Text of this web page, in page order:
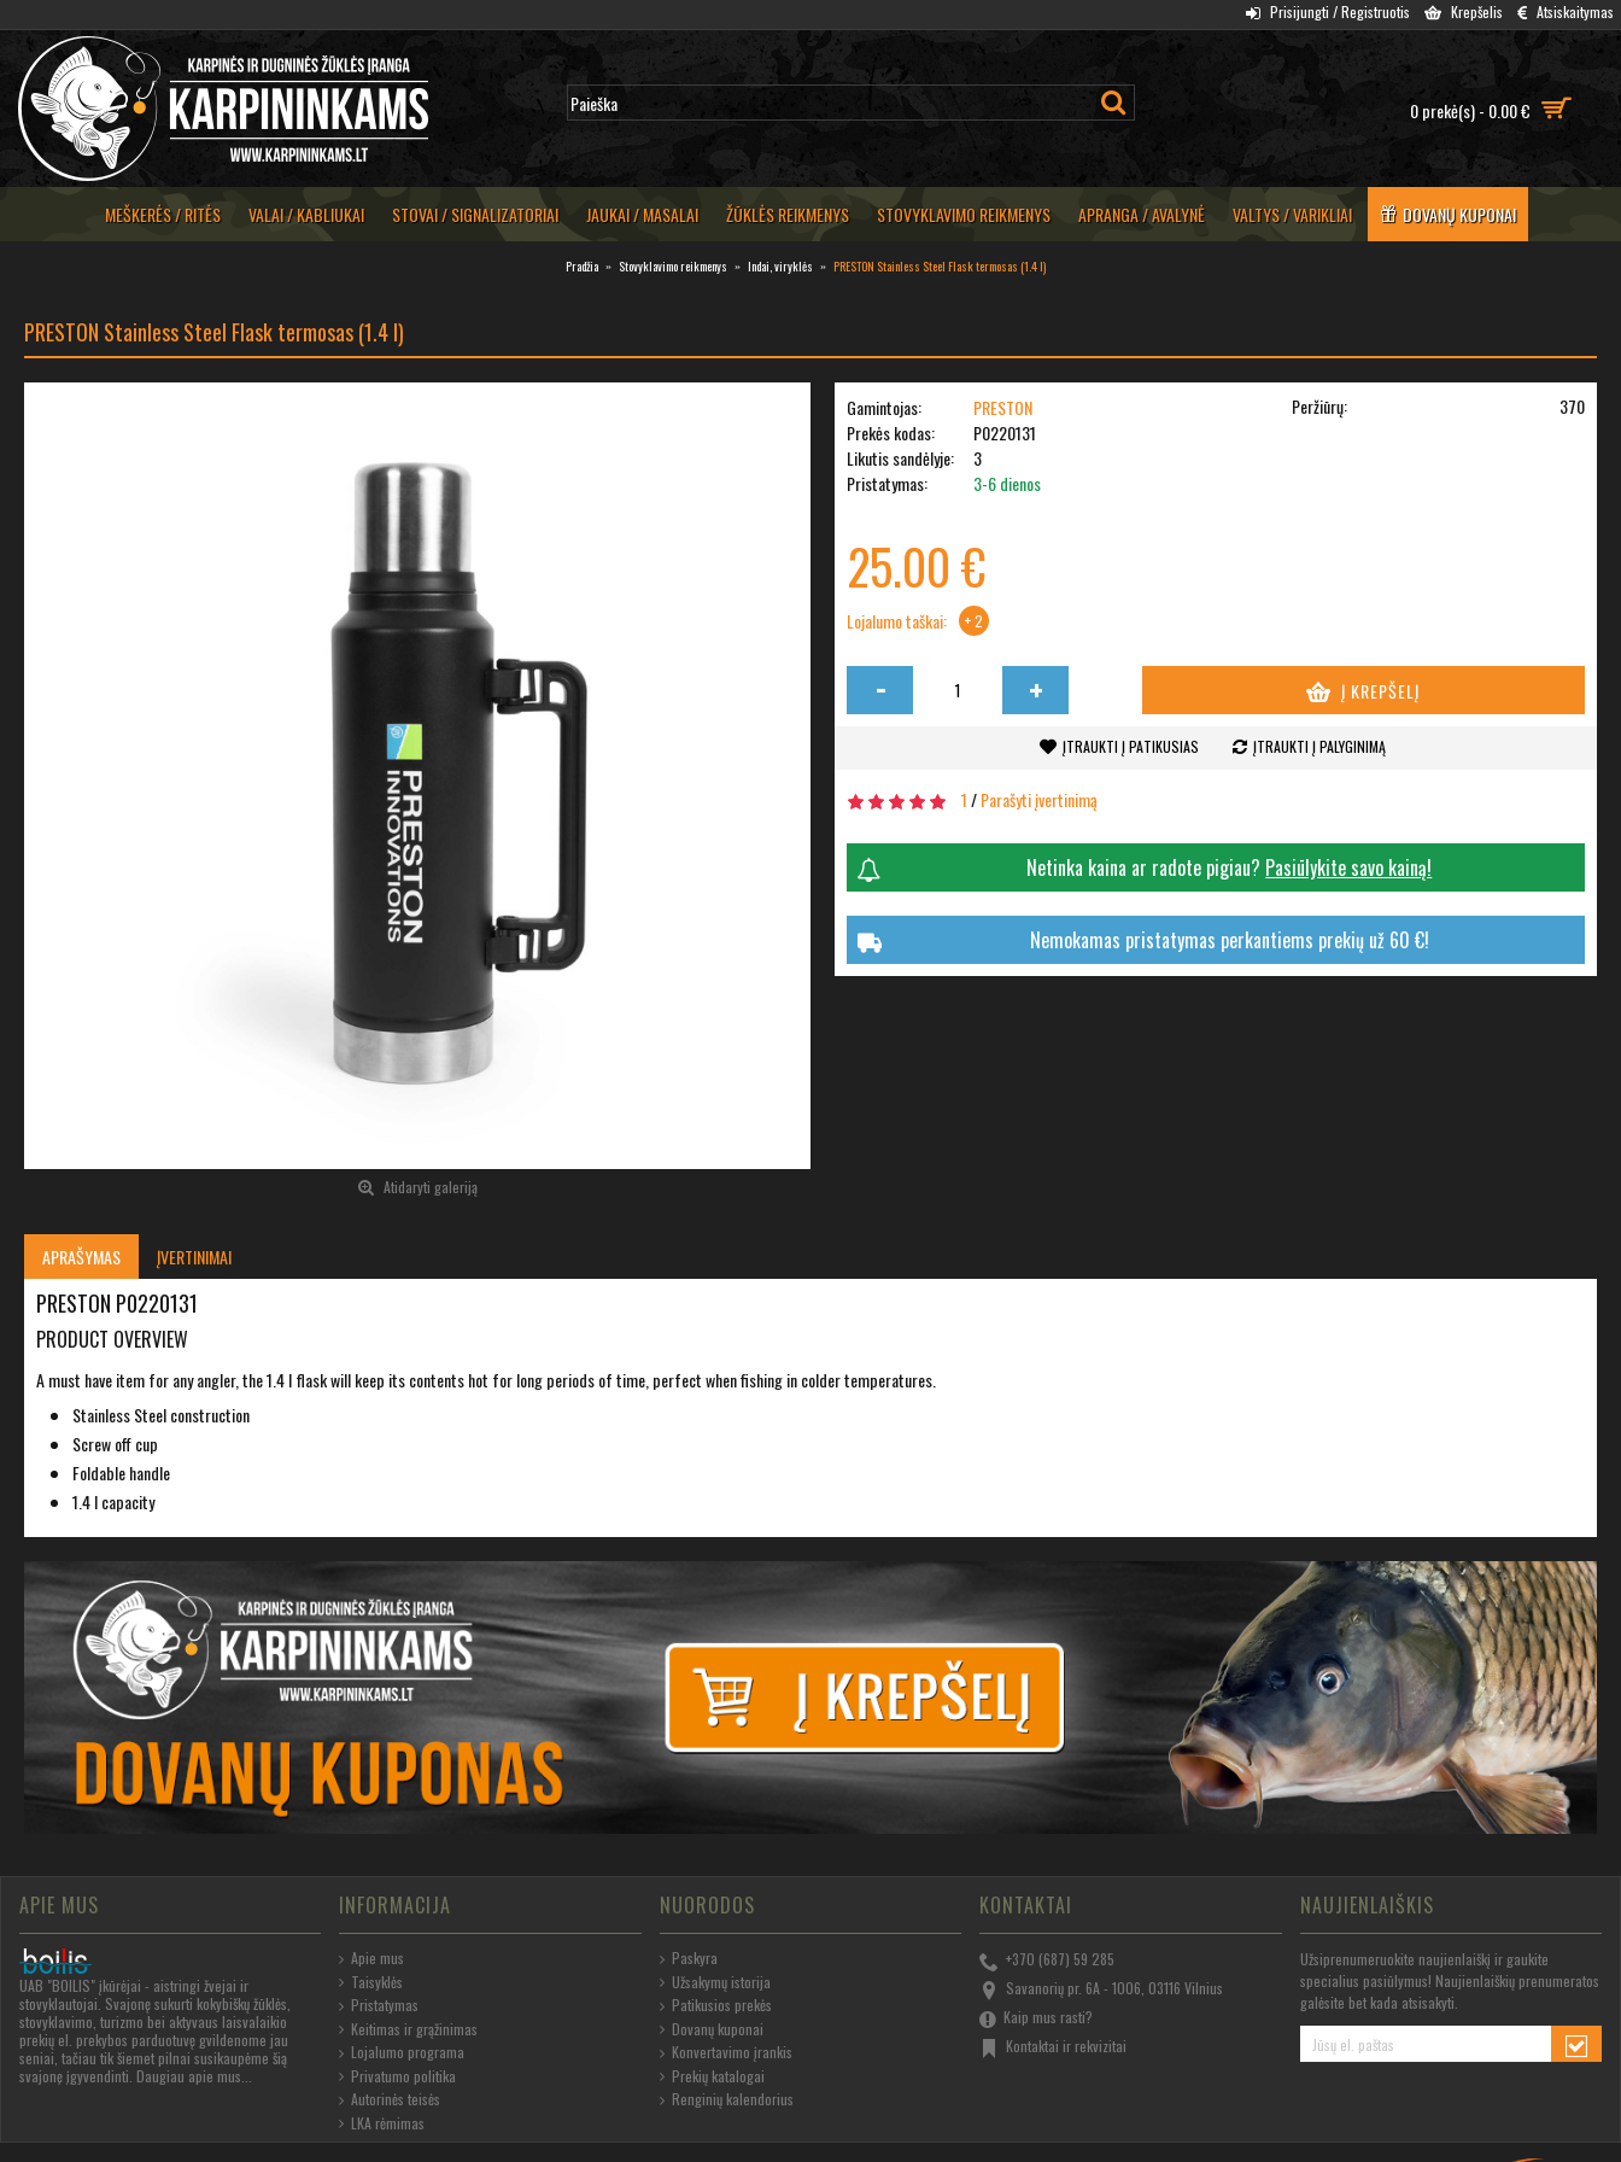
Prisijungti / Registruotis Krepšelis Atsiskaitymas
0 prekė(s) - 0.00 €
MEŠKERĖS / RITĖS VALAI / KABLIUKAI STOVAI / SIGNALIZATORIAI JAUKAI / MASALAI ŽŪKLĖS REIKMENYS STOVYKLAVIMO REIKMENYS APRANGA / AVALYNĖ VALTYS / VARIKLIAI DOVANŲ KUPONAI
Pradžia Stovyklavimo reikmenys Indai, viryklės PRESTON Stainless Steel Flask termosas (1.4 l)
PRESTON Stainless Steel Flask termosas (1.4 l)
Atidaryti galeriją
Gamintojas:
PRESTON
Prekės kodas:
P0220131
Likutis sandėlyje:
3
Pristatymas:
3-6 dienos
Peržiūrų: 370
25.00 €
Lojalumo taškai: + 2
- + Į KREPŠELĮ
ĮTRAUKTI Į PATIKUSIAS ĮTRAUKTI Į PALYGINIMĄ
1/Parašyti įvertinimą
Netinka kaina ar radote pigiau? Pasiūlykite savo kainą!
Nemokamas pristatymas perkantiems prekių už 60 €!
APRAŠYMAS ĮVERTINIMAI
PRESTON P0220131
PRODUCT OVERVIEW
A must have item for any angler, the 1.4 l flask will keep its contents hot for long periods of time, perfect when fishing in colder temperatures.
Stainless Steel construction
Screw off cup
Foldable handle
1.4 l capacity
APIE MUS
UAB "BOILIS" įkūrėjai - aistringi žvejai ir
stovyklautojai. Svajonę sukurti kokybiškų žūklės,
stovyklavimo, turizmo bei aktyvaus laisvalaikio
prekių el. prekybos parduotuvę gvildenome jau
seniai, tačiau tik šiemet pilnai susikaupėme šią
svajonę įgyvendinti. Daugiau apie mus...
INFORMACIJA
Apie mus
Taisyklės
Pristatymas
Keitimas ir grąžinimas
Lojalumo programa
Privatumo politika
Autorinės teisės
LKA rėmimas
NUORODOS
Paskyra
Užsakymų istorija
Patikusios prekės
Dovanų kuponai
Konvertavimo įrankis
Prekių katalogai
Renginių kalendorius
KONTAKTAI
+370 (687) 59 285
Savanorių pr. 6A - 1006, 03116 Vilnius
Kaip mus rasti?
Kontaktai ir rekvizitai
NAUJIENLAIŠKIS
Užsiprenumeruokite naujienlaiškį ir gaukite
specialius pasiūlymus! Naujienlaiškių prenumeratos
galėsite bet kada atsisakyti.